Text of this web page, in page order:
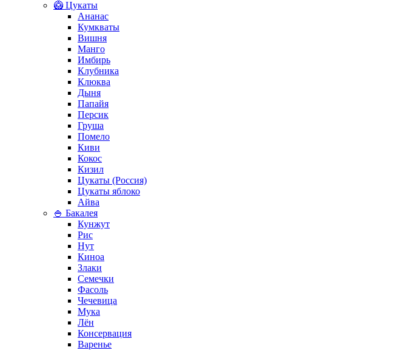
🥝 Цукаты
Ананас
Кумкваты
Вишня
Манго
Имбирь
Клубника
Клюква
Дыня
Папайя
Персик
Груша
Помело
Киви
Кокос
Кизил
Цукаты (Россия)
Цукаты яблоко
Айва
🍚 Бакалея
Кунжут
Рис
Нут
Киноа
Злаки
Семечки
Фасоль
Чечевица
Мука
Лён
Консервация
Варенье